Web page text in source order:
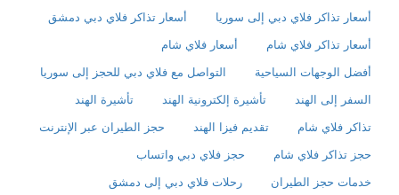
أسعار تذاكر فلاي دبي إلى سوريا
أسعار تذاكر فلاي دبي دمشق
أسعار تذاكر فلاي شام
أسعار فلاي شام
أفضل الوجهات السياحية
التواصل مع فلاي دبي للحجز إلى سوريا
السفر إلى الهند
تأشيرة إلكترونية الهند
تأشيرة الهند
تذاكر فلاي شام
تقديم فيزا الهند
حجز الطيران عبر الإنترنت
حجز تذاكر فلاي شام
حجز فلاي دبي واتساب
خدمات حجز الطيران
رحلات فلاي دبي إلى دمشق